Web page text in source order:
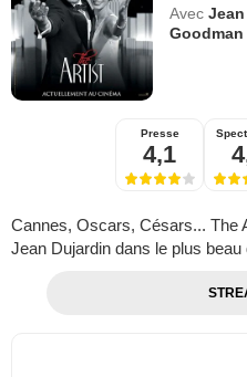
Avec
Goodman
Presse
4,1
Cannes, Oscars, Césars... The
Jean Dujardin dans le plus